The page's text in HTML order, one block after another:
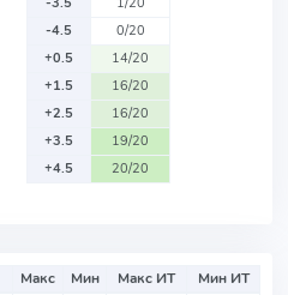
-4.5
0/20
+0.5
14/20
+1.5
16/20
+2.5
16/20
+3.5
19/20
+4.5
20/20
Макс Мин Макс ИТ
Мин ИТ